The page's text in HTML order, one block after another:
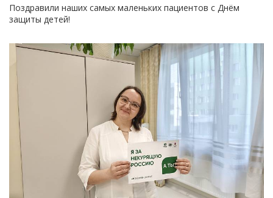
Поздравили наших самых маленьких пациентов с Днём
защиты детей!